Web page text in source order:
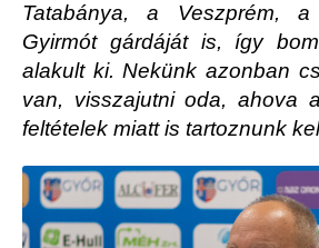
Tatabánya, a Veszprém,
Gyirmót gárdáját is, így
alakult ki. Nekünk azonban
van, visszajutni oda, ahova
feltételek miatt is tartoznunk